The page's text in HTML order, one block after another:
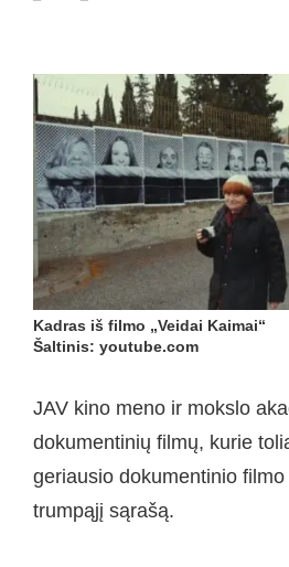
Kadras iš filmo „Veidai Kaimai“
Šaltinis: youtube.com
JAV kino meno ir mokslo
dokumentinių filmų, kurie
geriausio dokumentinio
trumpąjį sąrašą.